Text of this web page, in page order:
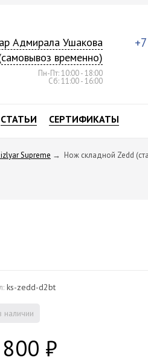
Адмирала Ушакова
временно)
Пн-Пт: 10:00 - 18:00
Сб: 11:00 - 16:00
СТАТЬИ СЕРТИФИКАТЫ
Supreme → Нож складной Zedd
ks-zedd-d2bt
наличии
₽